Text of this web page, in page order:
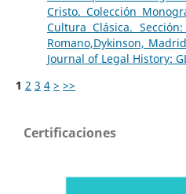
Cristo. Colección
Cultura Clásica.
Romano,Dykinson,
Journal of Legal History:
1 2 3 4 > >>
Certificaciones